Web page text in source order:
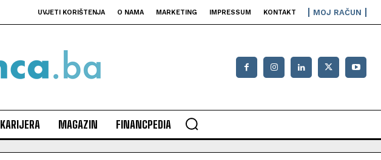
UVJETI KORIŠTENJA O NAMA MARKETING IMPRESSUM KONTAKT MOJ RAČUN
KARIJERA MAGAZIN FINANCPEDIA